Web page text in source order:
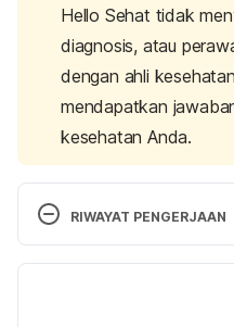
Hello Sehat tidak
diagnosis, atau
dengan ahli
mendapatkan
kesehatan Anda.
RIWAYAT PENGERJAAN